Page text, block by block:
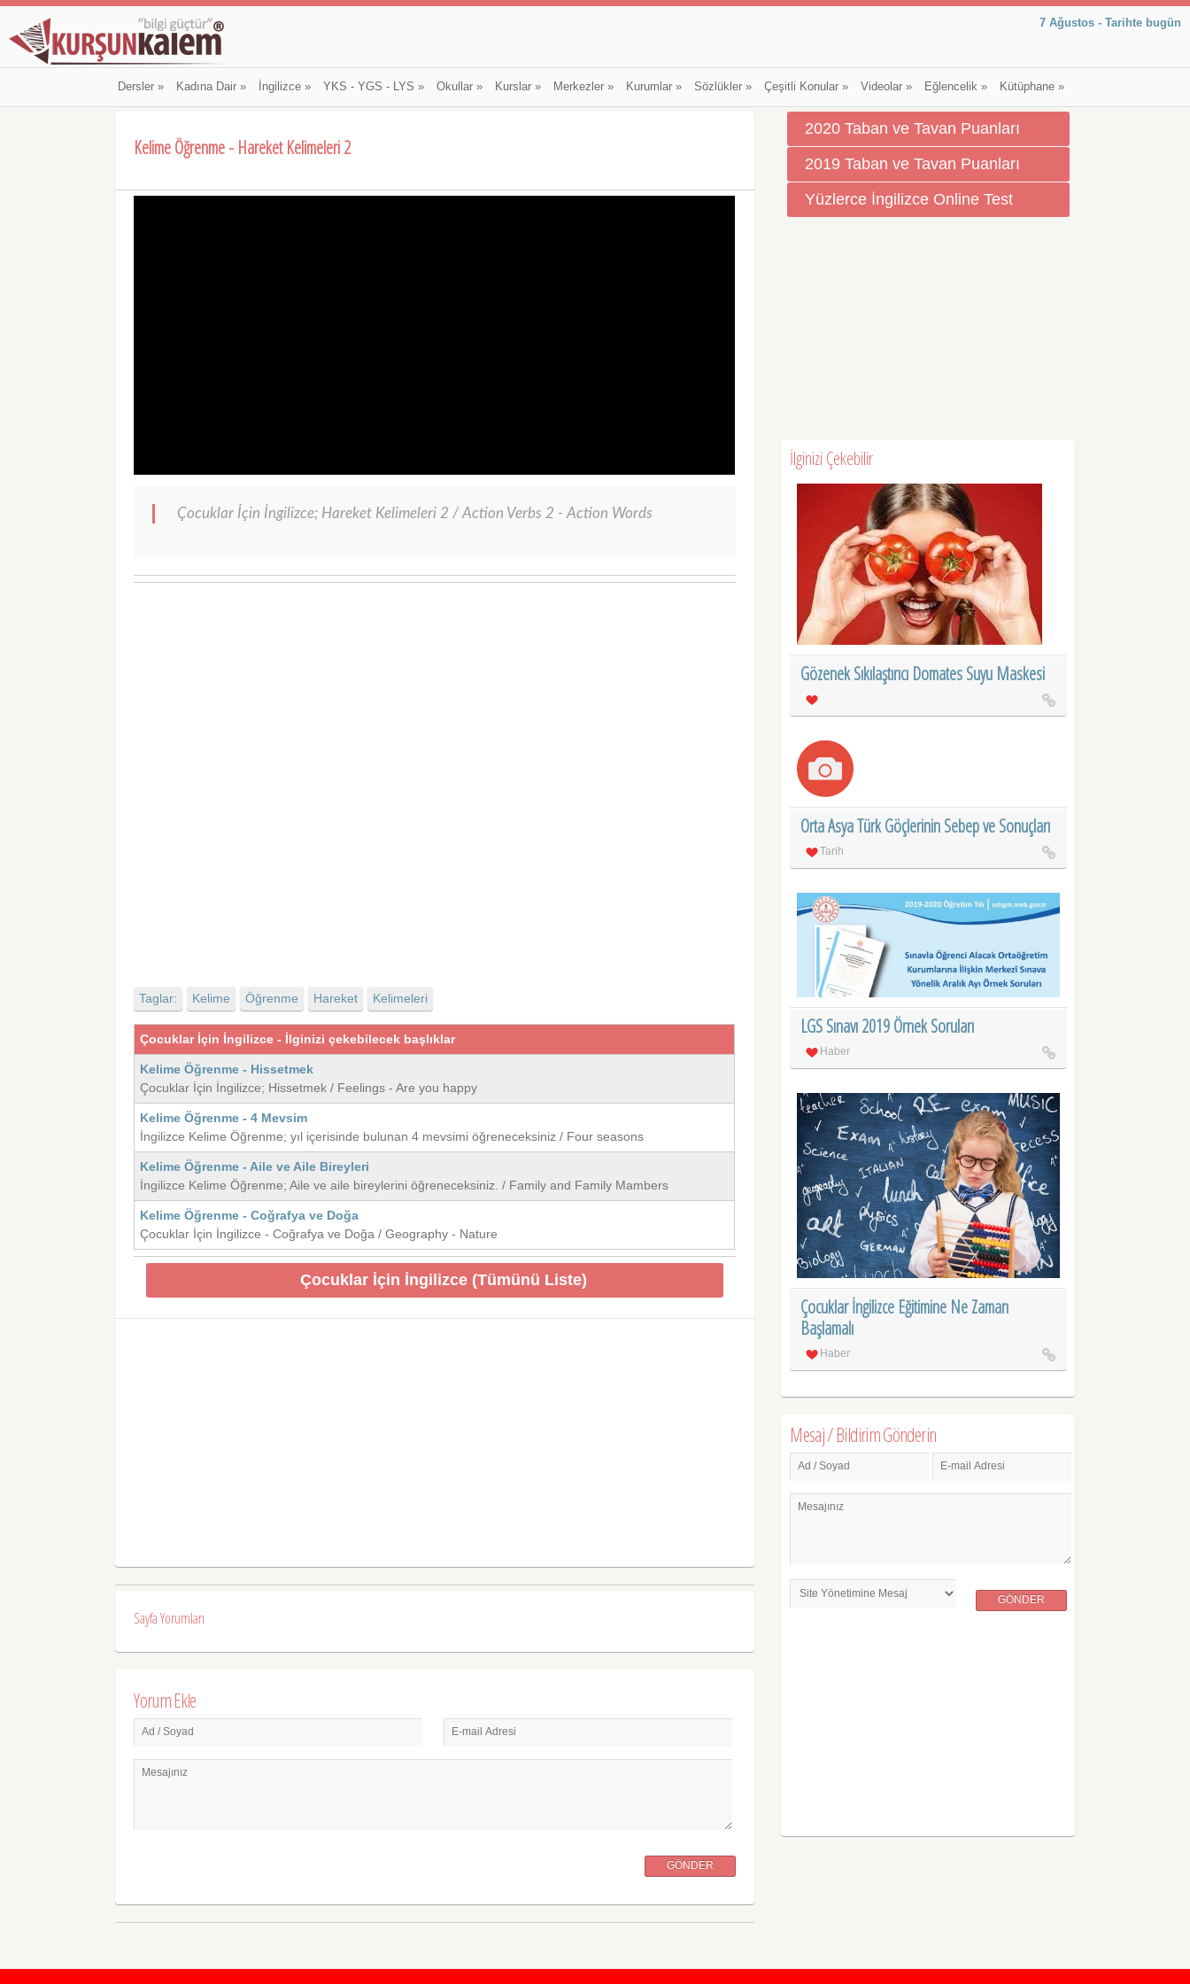
7 Ağustos - Tarihte bugün
Dersler» Kadına Dair» İngilizce» YKS - YGS - LYS » Okullar» Kurslar» Merkezler» Kurumlar» Sözlükler» Çeşitli Konular» Videolar» Eğlencelik» Kütüphane»
Kelime Öğrenme - Hareket Kelimeleri 2
Çocuklar İçin İngilizce; Hareket Kelimeleri 2 / Action Verbs 2 - Action Words
Taglar: Kelime Öğrenme Hareket Kelimeleri
Çocuklar İçin İngilizce - İlginizi çekebilecek başlıklar
Kelime Öğrenme - Hissetmek
Çocuklar İçin İngilizce; Hissetmek / Feelings - Are you happy
Kelime Öğrenme - 4 Mevsim
İngilizce Kelime Öğrenme; yıl içerisinde bulunan 4 mevsimi öğreneceksiniz / Four seasons
Kelime Öğrenme - Aile ve Aile Bireyleri
İngilizce Kelime Öğrenme; Aile ve aile bireylerini öğreneceksiniz. / Family and Family Mambers
Kelime Öğrenme - Coğrafya ve Doğa
Çocuklar İçin İngilizce - Coğrafya ve Doğa / Geography - Nature
Çocuklar İçin İngilizce (Tümünü Liste)
Sayfa Yorumları
Yorum Ekle
Ad / Soyad E-mail Adresi
Mesajınız
GÖNDER
2020 Taban ve Tavan Puanları
2019 Taban ve Tavan Puanları
Yüzlerce İngilizce Online Test
İlginizi Çekebilir
Gözenek Sıkılaştırıcı Domates Suyu Maskesi
Orta Asya Türk Göçlerinin Sebep ve Sonuçları
Tarih
LGS Sınavı 2019 Örnek Soruları
Haber
Çocuklar İngilizce Eğitimine Ne Zaman
Başlamalı
Haber
Mesaj / Bildirim Gönderin
Ad / Soyad E-mail Adresi
Mesajınız
GÖNDER